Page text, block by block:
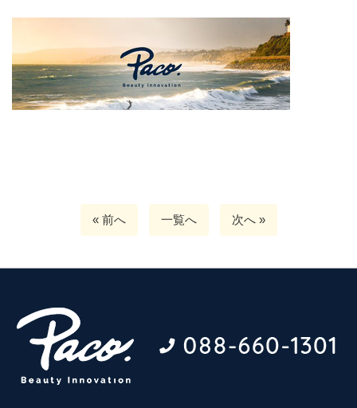
« 前へ 一覧へ 次へ »